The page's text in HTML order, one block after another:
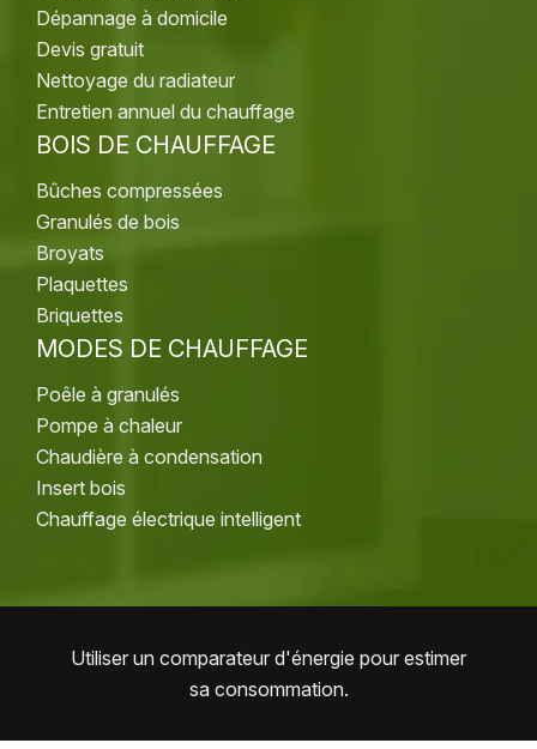
Dépannage à domicile
Devis gratuit
Nettoyage du radiateur
Entretien annuel du chauffage
BOIS DE CHAUFFAGE
Bûches compressées
Granulés de bois
Broyats
Plaquettes
Briquettes
MODES DE CHAUFFAGE
Poêle à granulés
Pompe à chaleur
Chaudière à condensation
Insert bois
Chauffage électrique intelligent
Utiliser un comparateur d'énergie pour estimer
sa consommation.